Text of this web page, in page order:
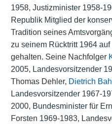
1958, Justizminister1958-
Republik Mitglied der
Tradition seines
zu seinem Rücktritt 1964
gehalten. Seine Nachfolger
2005, Landesvorsitzender
Thomas Dehler, Dietrich
Landesvorsitzender 1967-
2000, Bundesminister für
Forsten 1969-1983,